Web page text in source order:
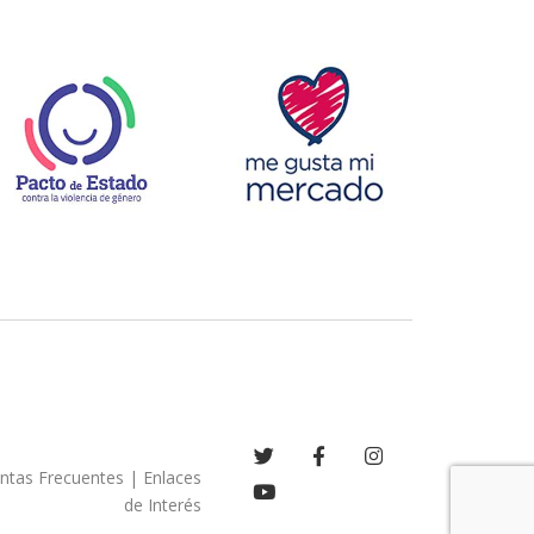
Frecuentes | Enlaces
de Interés